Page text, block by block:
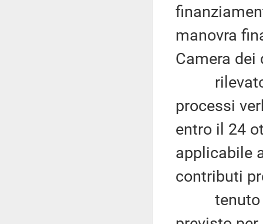
manovra
Camera dei
rilevato
processi
entro il 24
applicabile
contributi
tenuto